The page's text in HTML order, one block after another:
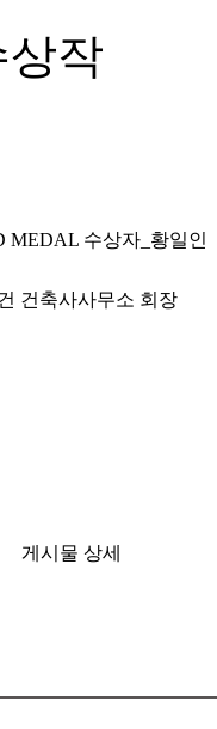
상작
MEDAL 수상자_황일인
건축사사무소 회장
게시물 상세